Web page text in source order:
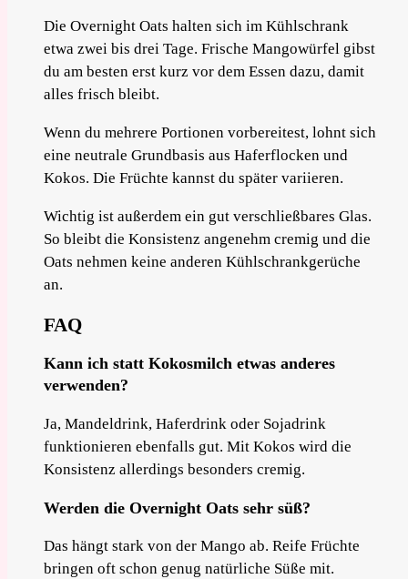
Die Overnight Oats halten sich im Kühlschrank
etwa zwei bis drei Tage. Frische Mangowürfel gibst
du am besten erst kurz vor dem Essen dazu, damit
alles frisch bleibt.
Wenn du mehrere Portionen vorbereitest, lohnt sich
eine neutrale Grundbasis aus Haferflocken und
Kokos. Die Früchte kannst du später variieren.
Wichtig ist außerdem ein gut verschließbares Glas.
So bleibt die Konsistenz angenehm cremig und die
Oats nehmen keine anderen Kühlschrankgerüche
an.
FAQ
Kann ich statt Kokosmilch etwas anderes
verwenden?
Ja, Mandeldrink, Haferdrink oder Sojadrink
funktionieren ebenfalls gut. Mit Kokos wird die
Konsistenz allerdings besonders cremig.
Werden die Overnight Oats sehr süß?
Das hängt stark von der Mango ab. Reife Früchte
bringen oft schon genug natürliche Süße mit.